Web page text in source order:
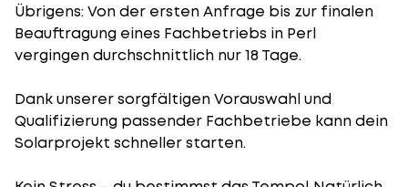
Übrigens: Von der ersten Anfrage bis zur finalen
Beauftragung eines Fachbetriebs in Perl
vergingen durchschnittlich nur 18 Tage.
Dank unserer sorgfältigen Vorauswahl und
Qualifizierung passender Fachbetriebe kann dein
Solarprojekt schneller starten.